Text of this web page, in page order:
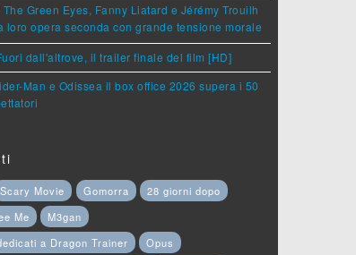
Green Eyes, Fanny Liatard e Jérémy Trouilh
loro opera seconda con grande tensione morale
dall'altrove, il trailer finale del film [HD]
Man e Odissea il box office 2026 supera i 50
Scary Movie Gomorra
28 giorni dopo
Me
M3gan
a Dragon Trainer
Opus